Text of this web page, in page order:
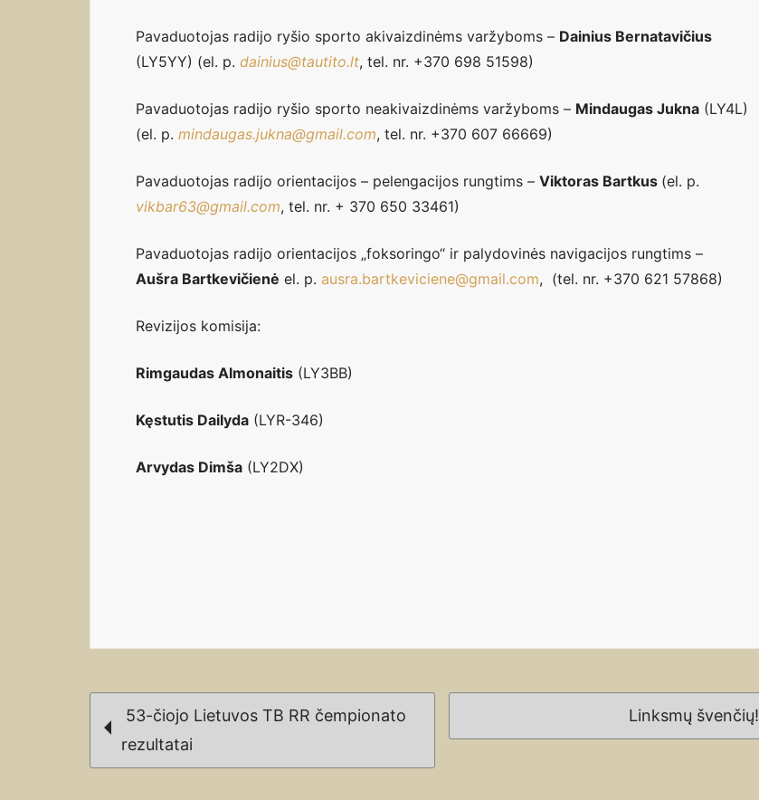
Pavaduotojas radijo ryšio sporto akivaizdinėms varžyboms – Dainius Bernatavičius
(LY5YY) (el. p. dainius@tautito.lt, tel. nr. +370 698 51598)
Pavaduotojas radijo ryšio sporto neakivaizdinėms varžyboms – Mindaugas Jukna(LY4L)
(el. p. mindaugas.jukna@gmail.com, tel. nr. +370 607 66669)
Pavaduotojas radijo orientacijos – pelengacijos rungtims – Viktoras Bartkus (el. p.
vikbar63@gmail.com, tel. nr. + 370 650 33461)
Pavaduotojas radijo orientacijos „foksoringo“ ir palydovinės navigacijos rungtims –
Aušra Bartkevičienė el. p. ausra.bartkeviciene@gmail.com, (tel. nr. +370 621 57868)
Revizijos komisija:
Rimgaudas Almonaitis(LY3BB)
Kęstutis Dailyda(LYR-346)
Arvydas Dimša(LY2DX)
Post
navigation
53-čiojo Lietuvos TB RR čempionato
rezultatai
Linksmų švenčių!